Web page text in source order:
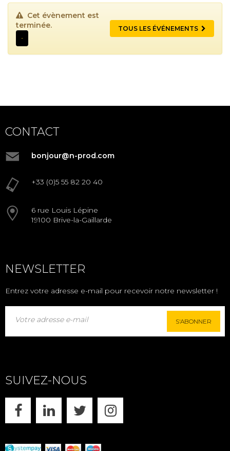
Cet évènement est
terminée.
-
TOUS LES ÉVÉNEMENTS
CONTACT
bonjour@n-prod.com
+33 (0)5 55 82 20 40
6 rue Louis Lépine
19100 Brive-la-Gaillarde
NEWSLETTER
Entrez votre adresse e-mail pour recevoir notre newsletter !
S'ABONNER
SUIVEZ-NOUS
FACEBOOK